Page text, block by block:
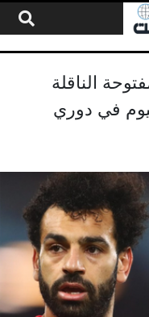
الناقلة
في دوري